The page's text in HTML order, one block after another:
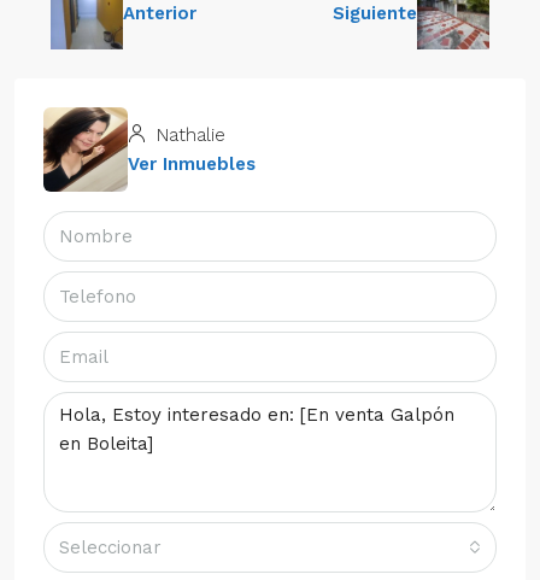
Anterior Siguiente
Nathalie
Ver Inmuebles
Seleccionar